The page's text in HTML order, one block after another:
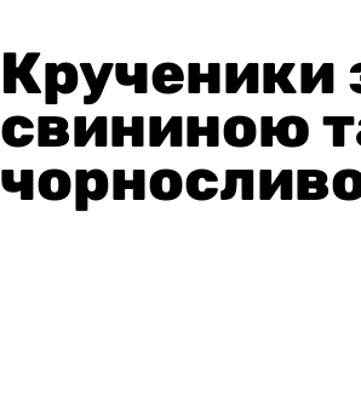
Крученики
свининою